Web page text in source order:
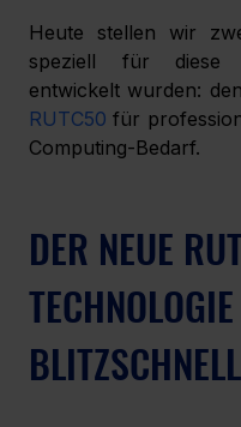
Heute stellen wir
speziell für diese
entwickelt wurden: den
RUTC50 für
Computing-Bedarf.
DER NEUE